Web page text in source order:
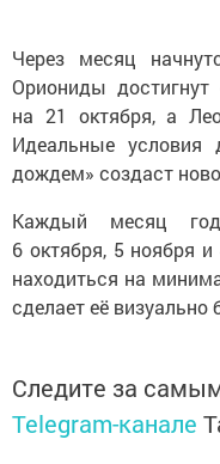
Через месяц
Ориониды
на 21 октября, а
Идеальные условия
дождем» создаст
Каждый месяц
6 октября, 5 ноября
находиться на
сделает её визуально
Следите за
Telegram-канале